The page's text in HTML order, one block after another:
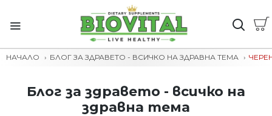
НАЧАЛО БЛОГ ЗА ЗДРАВЕТО - ВСИЧКО НА ЗДРАВНА ТЕМА
Блог за здравето - всичко на
здравна тема